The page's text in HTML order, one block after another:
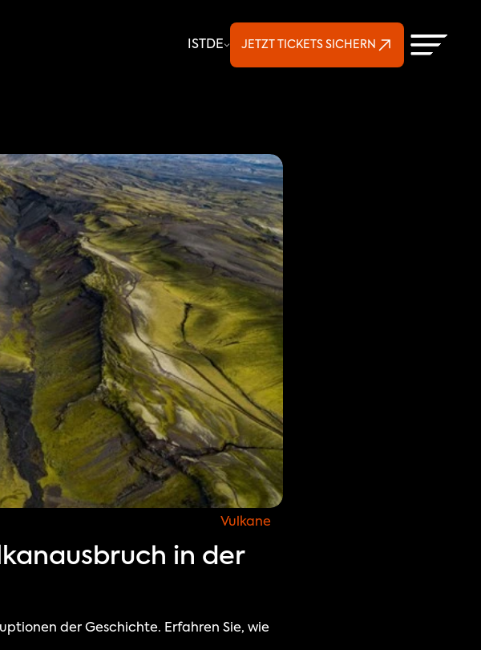
IST
Select Language
DE JETZT TICKETS SICHERN
Vulkane
in der
der Geschichte. Erfahren Sie, wie